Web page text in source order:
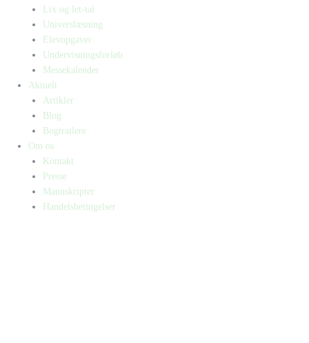
Lix og let-tal
Universlæsning
Elevopgaver
Undervisningsforløb
Messekalender
Aktuelt
Artikler
Blog
Bogtrailere
Om os
Kontakt
Presse
Manuskripter
Handelsbetingelser